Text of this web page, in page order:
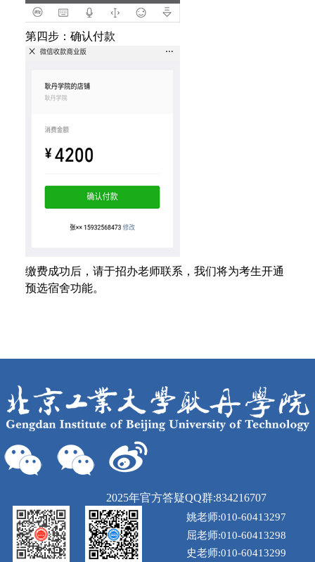
第四步：确认付款
缴费成功后，请于招办老师联系，我们将为考生开通
预选宿舍功能。
2025年官方答疑QQ群:834216707
姚老师:010-60413297
屈老师:010-60413298
史老师:010-60413299